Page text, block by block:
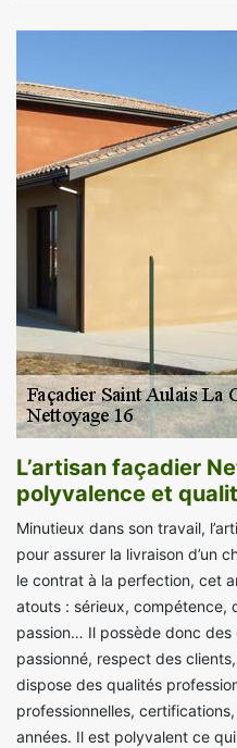
L’artisan façadier
polyvalence et
Minutieux dans son travail,
pour assurer la livraison d’un
le contrat à la perfection, cet
atouts : sérieux, compétence,
passion… Il possède donc des
passionné, respect des
dispose des qualités
professionnelles,
années. Il est polyvalent ce